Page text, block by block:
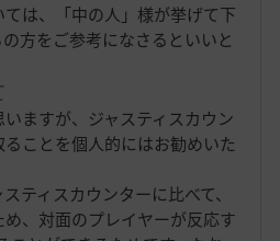
は、「中の人」様が挙げて下
方をご参考になさるといいと
ますが、ジャスティスカウン
ことを個人的にはお勧めいた
ティスカウンターに比べて、
、対面のプレイヤーが反応す